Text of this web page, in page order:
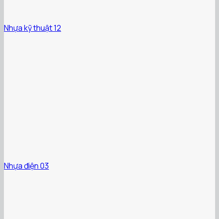
Nhựa kỹ thuật 12
Nhựa điện 03